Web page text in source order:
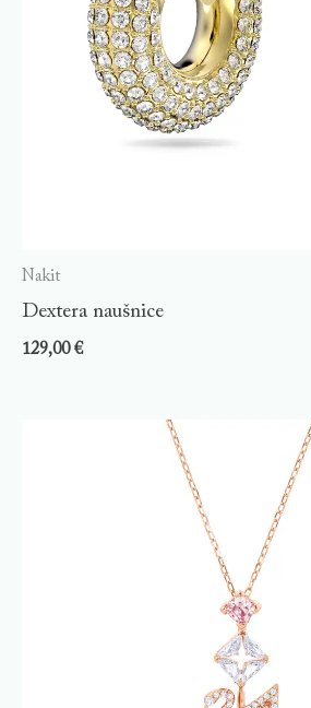
Nakit
Dextera naušnice
129,00€